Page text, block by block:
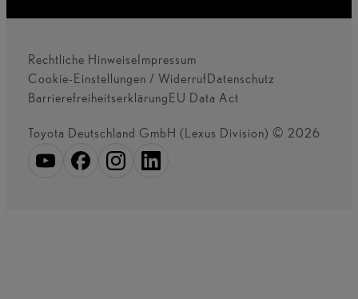
Rechtliche HinweiseImpressum
Cookie-Einstellungen / WiderrufDatenschutz
BarrierefreiheitserklärungEU Data Act
Toyota Deutschland GmbH (Lexus Division) © 2026